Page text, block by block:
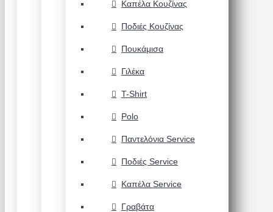
Καπέλα Κουζίνας
Ποδιές Κουζίνας
Πουκάμισα
Γιλέκα
T-Shirt
Polo
Παντελόνια Service
Ποδιές Service
Καπέλα Service
Γραβάτα